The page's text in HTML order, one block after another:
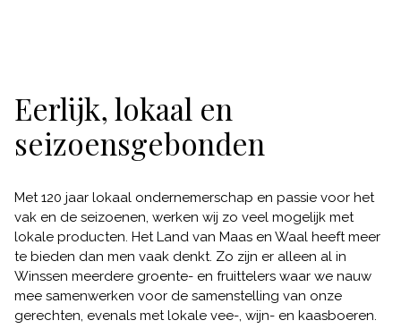
Eerlijk, lokaal en
seizoensgebonden
Met 120 jaar lokaal ondernemerschap en passie voor het
vak en de seizoenen, werken wij zo veel mogelijk met
lokale producten. Het Land van Maas en Waal heeft meer
te bieden dan men vaak denkt. Zo zijn er alleen al in
Winssen meerdere groente- en fruittelers waar we nauw
mee samenwerken voor de samenstelling van onze
gerechten, evenals met lokale vee-, wijn- en kaasboeren.